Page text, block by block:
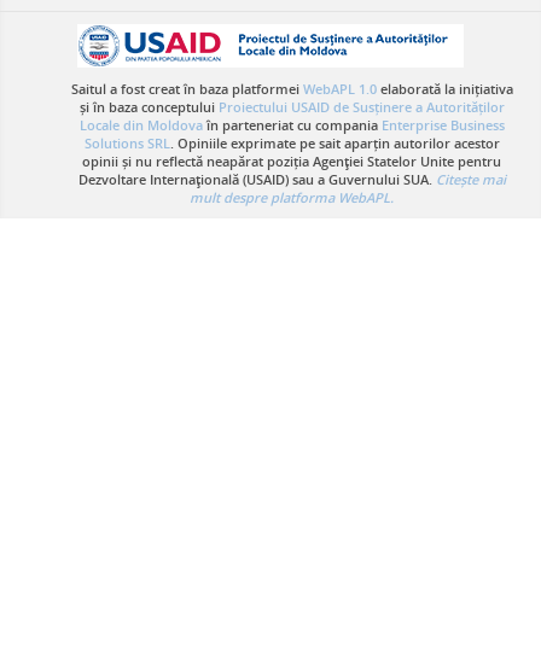
Saitul a fost creat în baza platformei WebAPL 1.0elaborată la inițiativa
și în baza conceptului Proiectului USAID de Susținere a Autorităților
Locale din Moldovaîn parteneriat cu compania Enterprise Business
Solutions SRL. Opiniile exprimate pe sait aparțin autorilor acestor
opinii și nu reflectă neapărat poziția Agenţiei Statelor Unite pentru
Dezvoltare Internaţională (USAID) sau a Guvernului SUA. Citește mai
mult despre platforma WebAPL.